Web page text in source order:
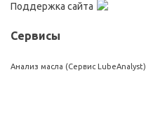
Поддержка сайта
Сервисы
Анализ масла (Сервис LubeAnalyst)